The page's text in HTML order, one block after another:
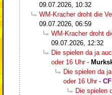
09.07.2026, 10:32
WM-Kracher droht die
09.07.2026, 06:59
WM-Kracher droht
09.07.2026, 12:32
Die spielen da ja
oder 16 Uhr-
Die spielen da
oder 16 Uhr- CF
Die spielen